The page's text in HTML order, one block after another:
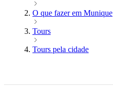
O que fazer em Munique
Tours
Tours pela cidade